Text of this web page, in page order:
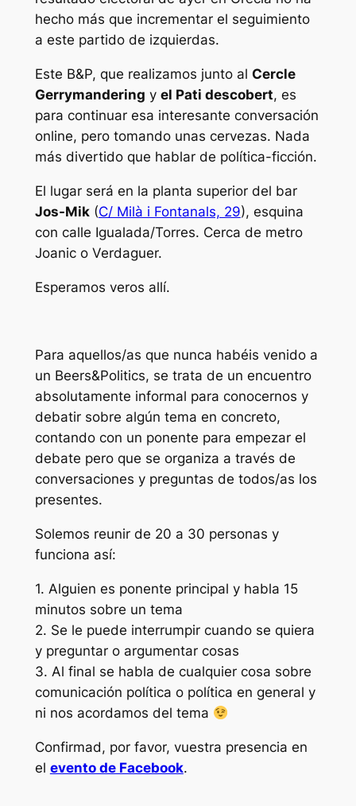
hecho más que incrementar el seguimiento
a este partido de izquierdas.
Este B&P, que realizamos junto al Cercle
Gerrymandering y el Pati descobert, es
para continuar esa interesante conversación
online, pero tomando unas cervezas. Nada
más divertido que hablar de política-ficción.
El lugar será en la planta superior del bar
Jos-Mik(C/ Milà i Fontanals, 29), esquina
con calle Igualada/Torres. Cerca de metro
Joanic o Verdaguer.
Esperamos veros allí.
Para aquellos/as que nunca habéis venido a
un Beers&Politics, se trata de un encuentro
absolutamente informal para conocernos y
debatir sobre algún tema en concreto,
contando con un ponente para empezar el
debate pero que se organiza a través de
conversaciones y preguntas de todos/as los
presentes.
Solemos reunir de 20 a 30 personas y
funciona así:
1. Alguien es ponente principal y habla 15
minutos sobre un tema
2. Se le puede interrumpir cuando se quiera
y preguntar o argumentar cosas
3. Al final se habla de cualquier cosa sobre
comunicación política o política en general y
ni nos acordamos del tema
Confirmad, por favor, vuestra presencia en
el evento de Facebook.